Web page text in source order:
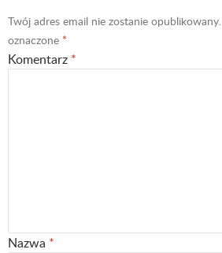
Twój adres email nie zostanie opublikowany.
oznaczone *
Komentarz *
Nazwa *